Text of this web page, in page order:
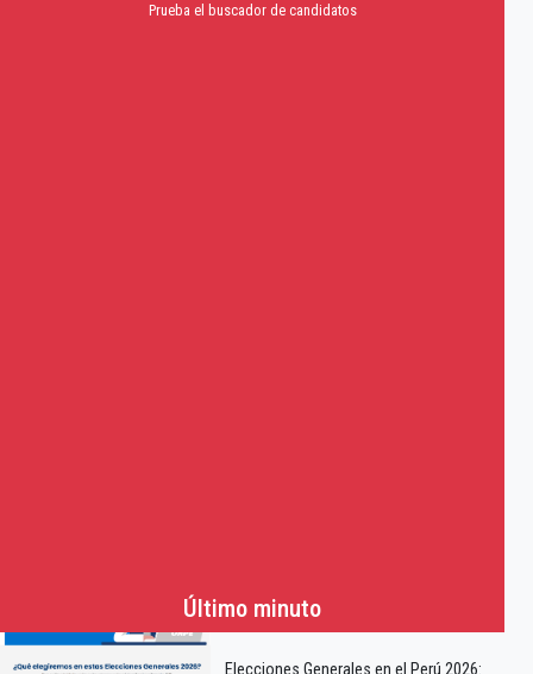
Prueba el buscador de candidatos
Último minuto
Elecciones Generales en el Perú 2026: